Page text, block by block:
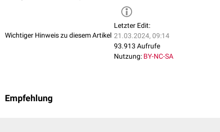
Wichtiger Hinweis zu diesem Artikel
Letzter Edit:
21.03.2024, 09:14
93.913 Aufrufe
Nutzung: BY-NC-SA
Empfehlung